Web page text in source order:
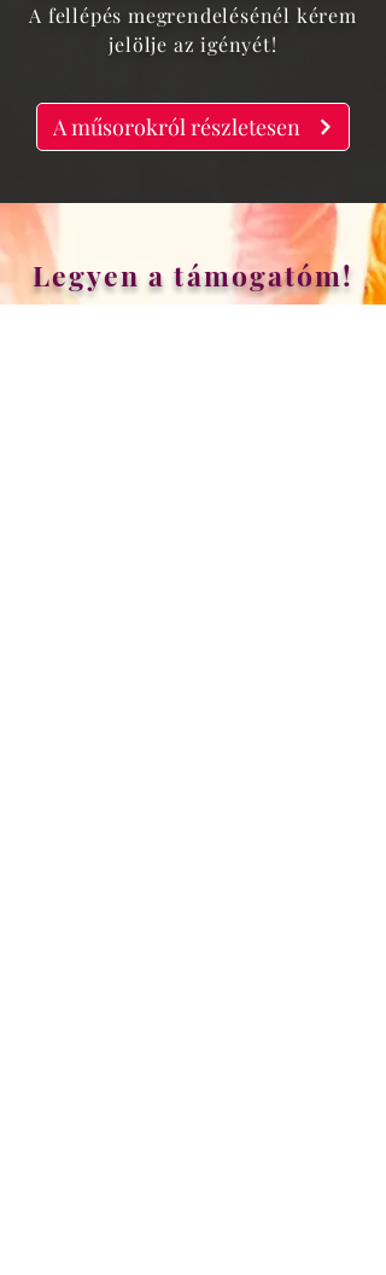
A fellépés megrendelésénél kérem
jelölje az igényét!
A műsorokról részletesen
Legyen a támogatóm!